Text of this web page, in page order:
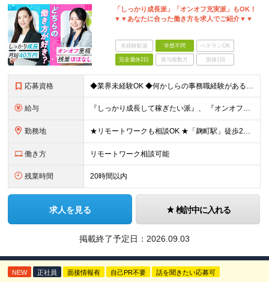
「しっかり成長派」「オンオフ充実派」もOK！
▼▼あなたに合った働き方を求人でご紹介▼▼
未経験歓迎 学歴不問 ベテランOK
完全週休2日 賞与複数月 面接1回
応募資格 ◆業界未経験OK ◆何かしらの事務職経験がある方(1年以上※業界不問) ◆学歴不問 ◆PCの基本的な入力ができる方（ブラインドタッチができる方） ＼こんな方にオススメ／ ◎新しいことにも前向きにチャ
給与 『しっかり成長して稼ぎたい派』、 『オンオフ充実してバランスよく働きたい派』の それぞれに合わせた働き方ができる！ ▼下記の2パターンから選択可能 ※詳細は面接時にご相談ください！ 【パターン1】
勤務地 ★リモートワークも相談OK ★「麹町駅」徒歩2分／転勤なし 【東京本社】 東京都千代田区麹町4-2-11 2階 (変更の範囲)上記を除く当社関連勤務地
働き方 リモートワーク相談可能
残業時間 20時間以内
求人を見る 検討中に入れる
掲載終了予定日： 2026.09.03
NEW 正社員 面接情報有 自己PR不要 話を聞きたい応募可